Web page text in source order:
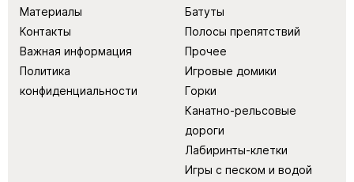
Материалы
Контакты
Важная информация
Политика
конфиденциальности
Батуты
Полосы препятствий
Прочее
Игровые домики
Горки
Канатно-рельсовые
дороги
Лабиринты-клетки
Игры с песком и водой